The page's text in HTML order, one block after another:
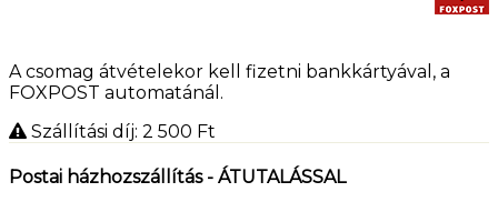
A csomag átvételekor kell fizetni bankkártyával, a
FOXPOST automatánál.
Szállítási díj: 2 500 Ft
Postai házhozszállítás - ÁTUTALÁSSAL